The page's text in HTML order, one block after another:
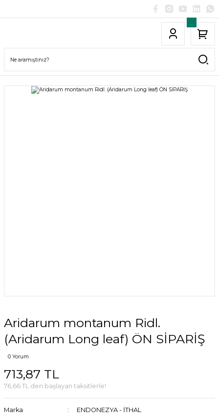
Aridarum montanum Ridl.
(Aridarum Long leaf) ÖN SİPARİŞ
0 Yorum
713,87 TL
76,66 TL den başlayan taksitlerle!
Marka
ENDONEZYA - İTHAL